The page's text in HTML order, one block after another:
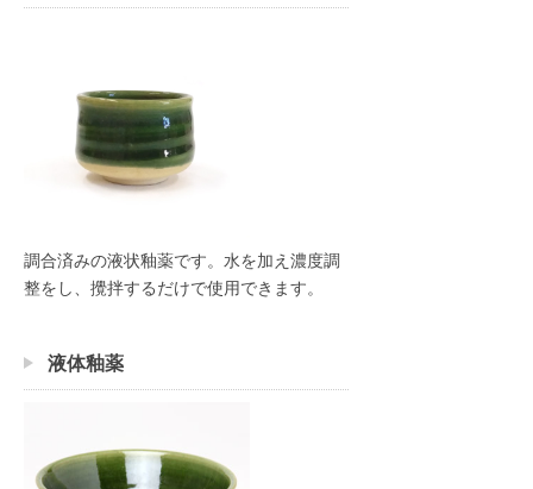
調合済みの液状釉薬です。水を加え濃度調
整をし、攪拌するだけで使用できます。
液体釉薬